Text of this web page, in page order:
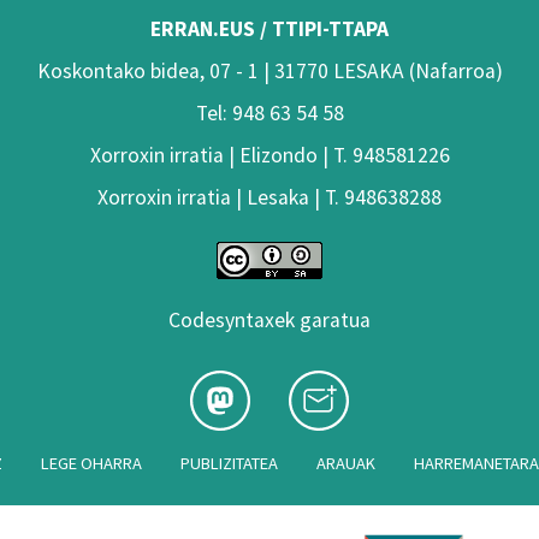
ERRAN.EUS / TTIPI-TTAPA
Koskontako bidea, 07 - 1 | 31770 LESAKA (Nafarroa)
Tel: 948 63 54 58
Xorroxin irratia | Elizondo | T. 948581226
Xorroxin irratia | Lesaka | T. 948638288
Codesyntaxek garatua
LEGE OHARRA PUBLIZITATEA ARAUAK